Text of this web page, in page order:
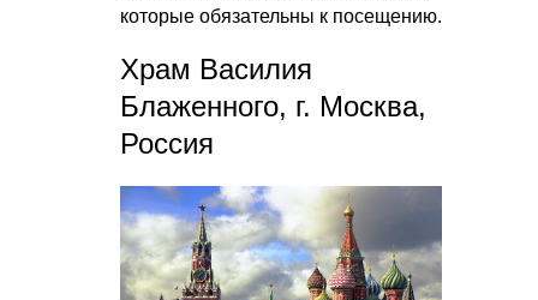
которые обязательны к посещению.
Храм Василия
Блаженного, г. Москва,
Россия